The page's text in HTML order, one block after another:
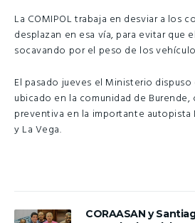
La COMIPOL trabaja en desviar a los
desplazan en esa vía, para evitar que
socavando por el peso de los
El pasado jueves el Ministerio
ubicado en la comunidad de Burende,
preventiva en la importante autopista
y La Vega.
CORAASAN y